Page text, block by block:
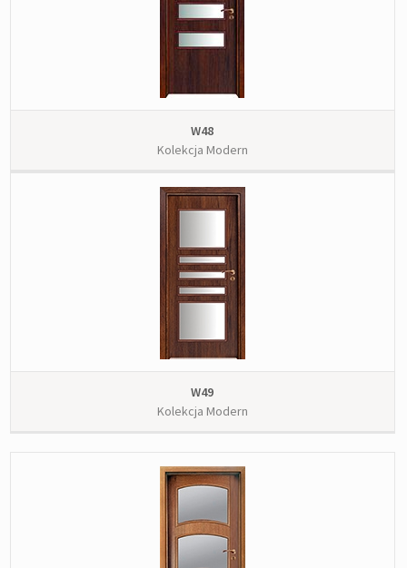
W48
Kolekcja Modern
W49
Kolekcja Modern